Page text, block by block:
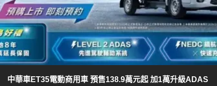
中華車ET35電動商用車 預售138.9萬元起 加1萬升級ADAS